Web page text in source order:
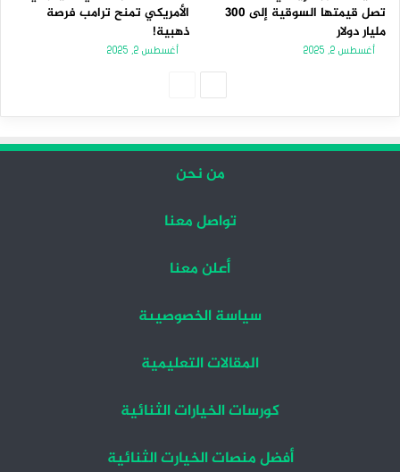
تصل قيمتها السوقية إلى 300
مليار دولار
أغسطس 2, 2025
الأمريكي تمنح ترامب فرصة
ذهبية!
أغسطس 2, 2025
من نحن
تواصل معنا
أعلن معنا
سياسة الخصوصيىة
المقالات التعليمية
كورسات الخيارات الثنائية
أفضل منصات الخيارت الثنائية